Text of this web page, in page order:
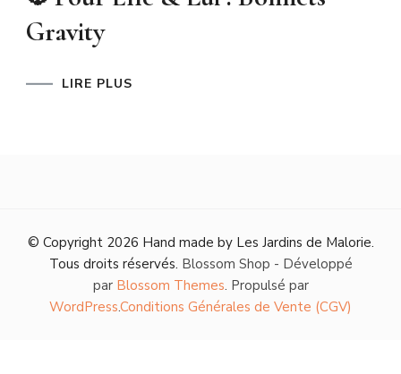
Gravity
LIRE PLUS
© Copyright 2026 Hand made by Les Jardins de Malorie.
Tous droits réservés. Blossom Shop - Développé
par Blossom Themes. Propulsé par
WordPress.Conditions Générales de Vente (CGV)